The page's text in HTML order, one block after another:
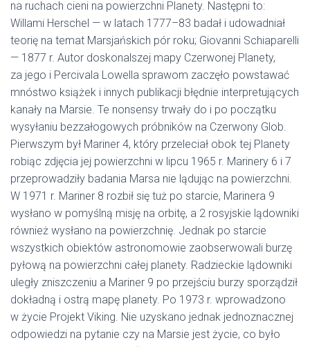
na ruchach cieni na powierzchni Planety. Następni to:
Willami Herschel — w latach 1777–83 badał i udowadniał
teorię na temat Marsjańskich pór roku; Giovanni Schiaparelli
— 1877 r. Autor doskonalszej mapy Czerwonej Planety,
za jego i Percivala Lowella sprawom zaczęło powstawać
mnóstwo książek i innych publikacji błędnie interpretujących
kanały na Marsie. Te nonsensy trwały do i po początku
wysyłaniu bezzałogowych próbników na Czerwony Glob.
Pierwszym był Mariner 4, który przeleciał obok tej Planety
robiąc zdjęcia jej powierzchni w lipcu 1965 r. Marinery 6 i 7
przeprowadziły badania Marsa nie lądując na powierzchni.
W 1971 r. Mariner 8 rozbił się tuż po starcie, Marinera 9
wysłano w pomyślną misję na orbitę, a 2 rosyjskie lądowniki
również wysłano na powierzchnię. Jednak po starcie
wszystkich obiektów astronomowie zaobserwowali burzę
pyłową na powierzchni całej planety. Radzieckie lądowniki
uległy zniszczeniu a Mariner 9 po przejściu burzy sporządził
dokładną i ostrą mapę planety. Po 1973 r. wprowadzono
w życie Projekt Viking. Nie uzyskano jednak jednoznacznej
odpowiedzi na pytanie czy na Marsie jest życie, co było